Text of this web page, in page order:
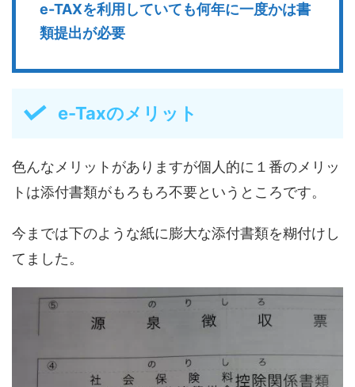
e-TAXを利用していても何年に一度かは書
類提出が必要
e-Taxのメリット
色んなメリットがありますが個人的に１番のメリッ
トは添付書類がもろもろ不要というところです。
今までは下のような紙に膨大な添付書類を糊付けし
てました。